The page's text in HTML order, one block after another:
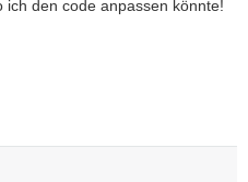
ich den code anpassen könnte!